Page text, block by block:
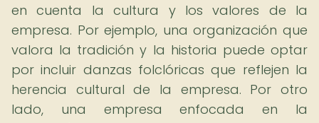
en cuenta la cultura y los valores de la
empresa. Por ejemplo, una organización que
valora la tradición y la historia puede optar
por incluir danzas folclóricas que reflejen la
herencia cultural de la empresa. Por otro
lado, una empresa enfocada en la